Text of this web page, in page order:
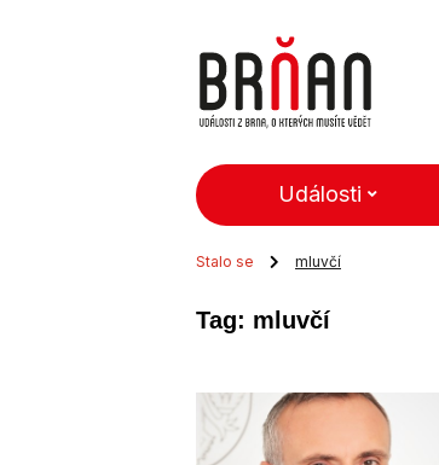
Události
Stalo se mluvčí
Tag: mluvčí